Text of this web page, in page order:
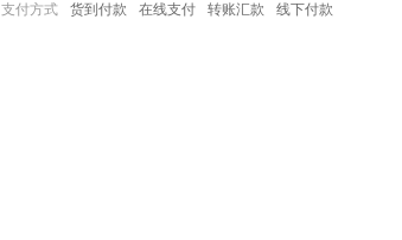
支付方式 货到付款 在线支付 转账汇款 线下付款